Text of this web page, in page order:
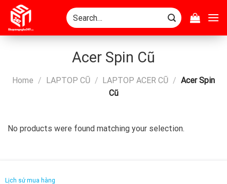
Skip
content
Search
for:
Acer Spin Cũ
Home / LAPTOP CŨ / LAPTOP ACER CŨ / Acer Spin
Cũ
No products were found matching your selection.
Lịch sử mua hàng